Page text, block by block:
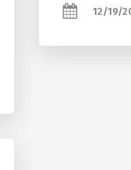
течение
12/19/